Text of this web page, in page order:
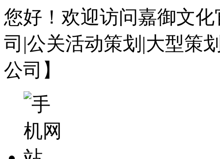
您好！欢迎访问嘉御文
司|公关活动策划|大型策
公司】